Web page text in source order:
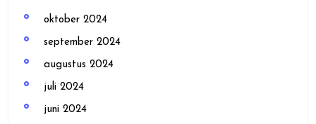
oktober 2024
september 2024
augustus 2024
juli 2024
juni 2024